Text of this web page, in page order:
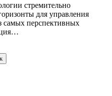
стремительно
для управления
перспективных